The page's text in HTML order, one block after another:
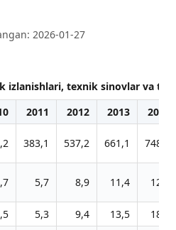
2026-01-27
izlanishlari, texnik sinovlar va
2011 2012 2013
2014
383,1 537,2 661,1 748,7
5,7 8,9 11,4 12,3
5,3 9,4 13,5
18,5